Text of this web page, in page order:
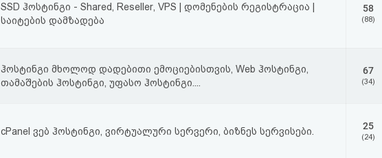
SSD ჰოსტინგი - Shared, Reseller, VPS | დომენების რეგისტრაცია |
საიტების დამზადება
58
(88)
ჰოსტინგი მხოლოდ დადებითი ემოციებისთვის, Web ჰოსტინგი,
თამაშების ჰოსტინგი, უფასო ჰოსტინგი....
67
(34)
cPanel ვებ ჰოსტინგი, ვირტუალური სერვერი, ბიზნეს სერვისები. 25
(24)